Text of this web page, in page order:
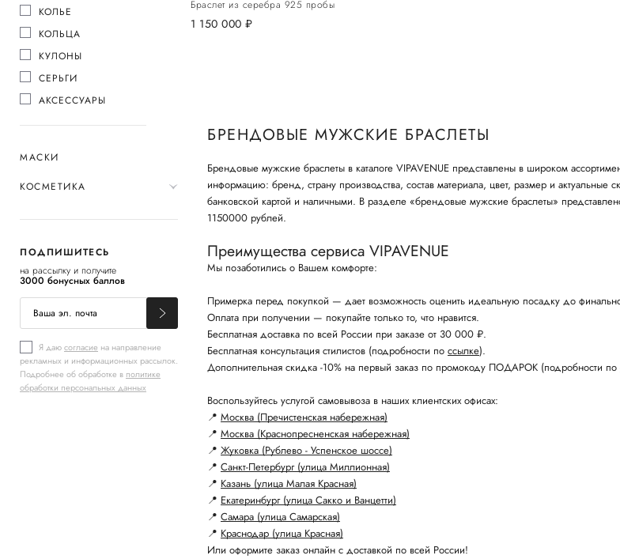
КОЛЬЕ
КОЛЬЦА
КУЛОНЫ
СЕРЬГИ
АКСЕССУАРЫ
МАСКИ
КОСМЕТИКА
ПОДПИШИТЕСЬ
на рассылку и получите
3000 бонусных баллов
Я даюсогласие на направление
рекламных и информационных рассылок.
Подробнее об обработке в политике
обработки персональных данных
Браслет из серебра 925 пробы
1 150 000 руб.
БРЕНДОВЫЕ МУЖСКИЕ БРАСЛЕТЫ
Брендовые мужские браслеты в каталоге VIPAVENUE представлены в широком
информацию: бренд, страну производства, состав материала, цвет, размер и
банковской картой и наличными. В разделе «брендовые мужские браслеты»
1150000 рублей.
Преимущества сервиса VIPAVENUE
Мы позаботились о Вашем комфорте:
Примерка перед покупкой — дает возможность оценить идеальную посадку до
Оплата при получении — покупайте только то, что нравится.
Бесплатная доставка по всей России при заказе от 30 000 ₽.
Бесплатная консультация стилистов (подробности по ссылке).
Дополнительная скидка -10% на первый заказ по промокоду ПОДАРОК (подробности по
Воспользуйтесь услугой самовывоза в наших клиентских офисах:
📍 Москва (Пречистенская набережная)
📍 Москва (Краснопресненская набережная)
📍 Жуковка (Рублево - Успенское шоссе)
📍 Санкт-Петербург (улица Миллионная)
📍 Казань (улица Малая Красная)
📍 Екатеринбург (улица Сакко и Ванцетти)
📍 Самара (улица Самарская)
📍 Краснодар (улица Красная)
Или оформите заказ онлайн с доставкой по всей России!